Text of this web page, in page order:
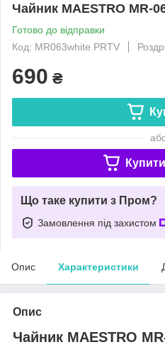
Чайник MAESTRO MR-
Готово до відправки
Код: MR063white PRTV
690 ₴
Що таке купити з Пром?
Замовлення під захистом
Опис Характеристики
Опис
Чайник MAESTRO